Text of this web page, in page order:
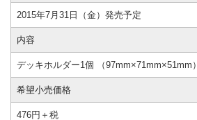
2015年7月31日（金）発売予定
内容
デッキホルダー1個 （97mm×71mm×51mm）
希望小売価格
476円＋税